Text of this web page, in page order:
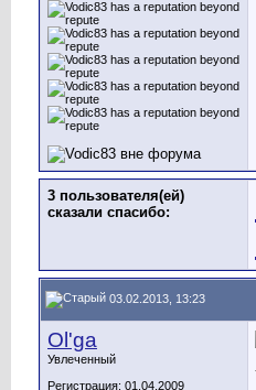
3 пользователя(ей)
сказали cпасибо:
03.02.2013, 13:23
Ol'ga
Увлеченный
Регистрация: 01.04.2009